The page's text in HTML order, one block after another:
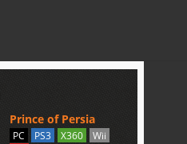
Prince of Persia
PC PS3 X360
Wii